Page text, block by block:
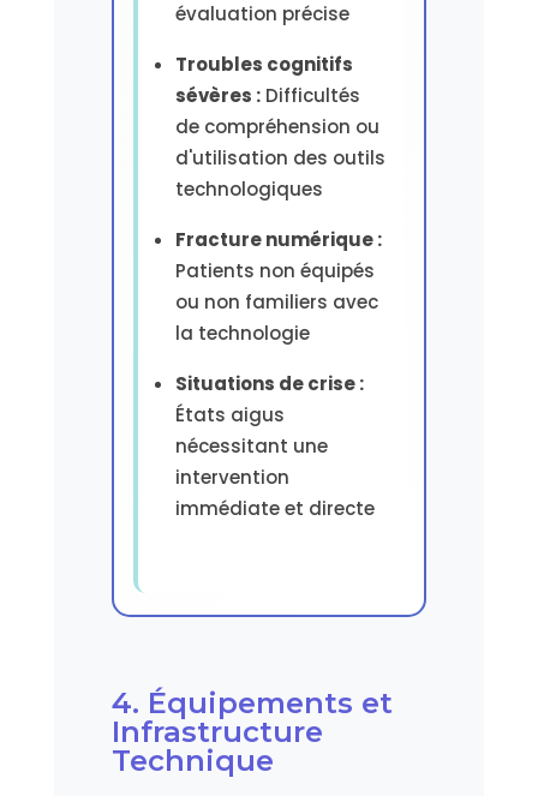
évaluation précise
Troubles cognitifs
sévères :Difficultés
de compréhension ou
d'utilisation des outils
technologiques
Fracture numérique :
Patients non équipés
ou non familiers avec
la technologie
Situations de crise :
États aigus
nécessitant une
intervention
immédiate et directe
4. Équipements et
Infrastructure
Technique